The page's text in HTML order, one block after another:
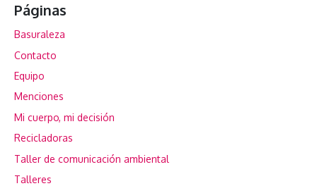
Páginas
Basuraleza
Contacto
Equipo
Menciones
Mi cuerpo, mi decisión
Recicladoras
Taller de comunicación ambiental
Talleres